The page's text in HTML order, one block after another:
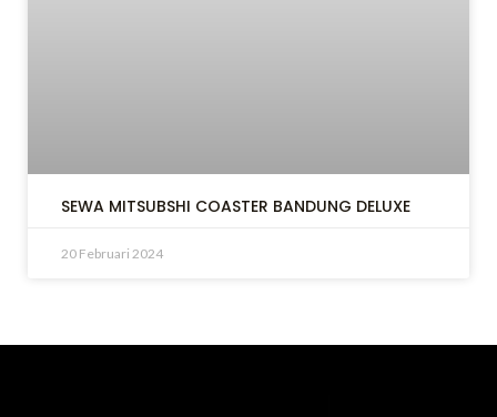
SEWA MITSUBSHI COASTER BANDUNG DELUXE
20 Februari 2024